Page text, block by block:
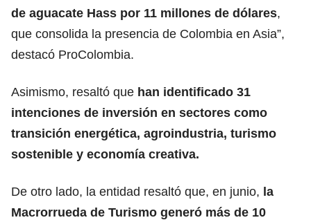
de aguacate Hass por 11 millones de dólares,
que consolida la presencia de Colombia en Asia”,
destacó ProColombia.
Asimismo, resaltó que han identificado 31
intenciones de inversión en sectores como
transición energética, agroindustria, turismo
sostenible y economía creativa.
De otro lado, la entidad resaltó que, en junio, la
Macrorrueda de Turismo generó más de 10